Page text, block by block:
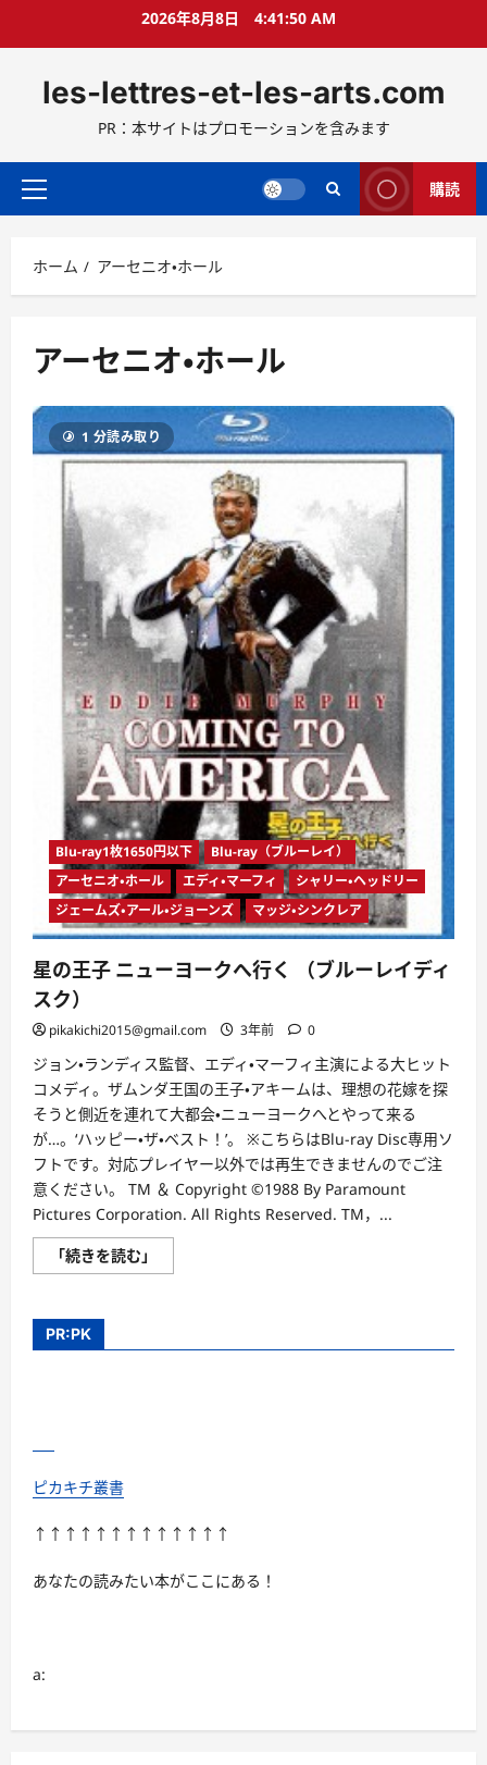
ス
ッ
2026年8月8日 4:41:51 AM
les-lettres-et-les-arts.com
PR：本サイトはプロモーションを含みます
メ
メ
ニ
ー
購読
ホーム アーセニオ・ホール
アーセニオ・ホール
1 分読み取り
Blu-ray1枚1650円以下
Blu-ray（ブルーレイ）
アーセニオ・ホール
エディ・マーフィ
シャリー・ヘッドリー
ジェームズ・アール・ジョーンズ
マッジ・シンクレア
星の王子 ニューヨークへ行く （ブルーレイディ
スク）
pikakichi2015@gmail.com 3年前 0
ジョン・ランディス監督、エディ・マーフィ主演による大ヒット
コメディ。ザムンダ王国の王子・アキームは、理想の花嫁を探
そうと側近を連れて大都会・ニューヨークへとやって来る
が…。‘ハッピー・ザ・ベスト！’。 ※こちらはBlu-ray Disc専用ソ
フトです。対応プレイヤー以外では再生できませんのでご注
意ください。 TM ＆ Copyright ©1988 By Paramount
Pictures Corporation. All Rights Reserved. TM，...
「続きを読む」
の
ー
デ
ィ
ク）
に
PR:PK
ピカキチ叢書
↑↑↑↑↑↑↑↑↑↑↑↑↑
あなたの読みたい本がここにある！
a: